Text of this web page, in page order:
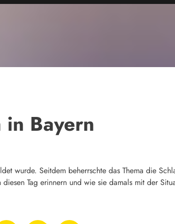
in Bayern
wurde. Seitdem beherrschte das Thema die
Tag erinnern und wie sie damals mit der